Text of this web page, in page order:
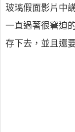
玻璃假面影片中
一直過著很窘迫
存下去，並且還